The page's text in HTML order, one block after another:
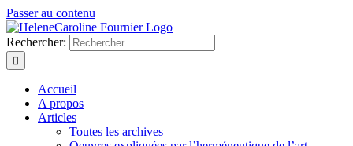
Passer au contenu
Rechercher:
Accueil
A propos
Articles
Toutes les archives